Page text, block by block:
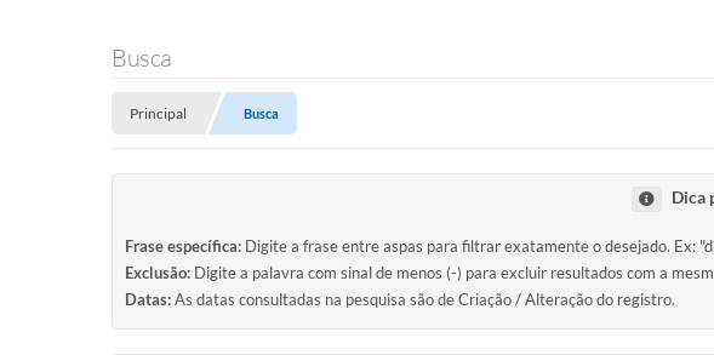
Busca
Principal Busca
Dica
Frase específica: Digite a frase entre aspas para filtrar exatamente o desejado. Ex:
Exclusão: Digite a palavra com sinal de menos (-) para excluir resultados com a
Datas:As datas consultadas na pesquisa são de Criação / Alteração do registro.